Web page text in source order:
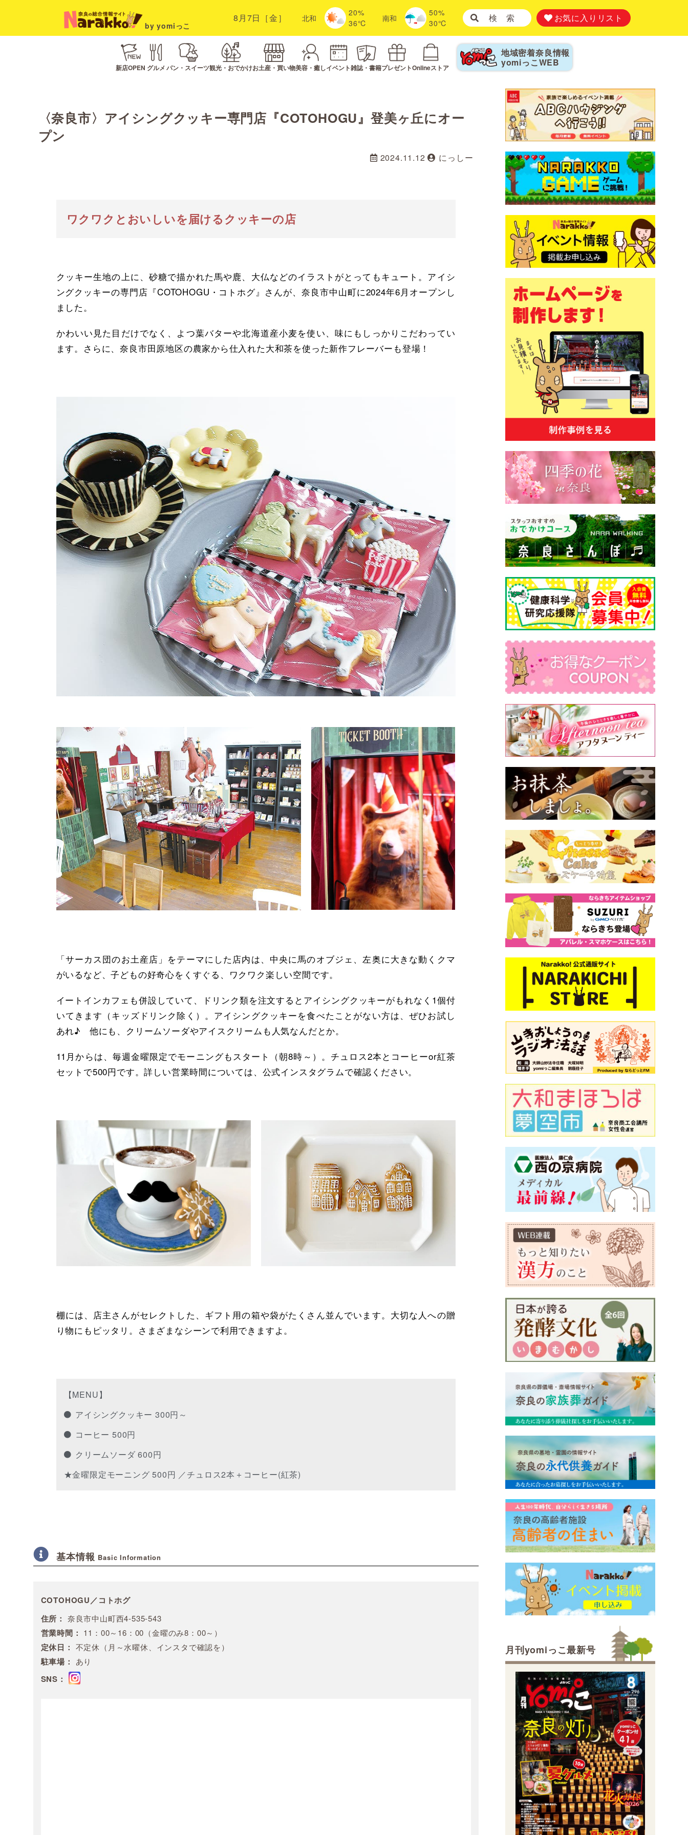
by yomiっこ
8月7日［金］ 北和
20%
36℃
南和
50%
30℃
検 索 お気に入りリスト
新店OPEN グルメ パン・スイーツ観光・おでかけお土産・買い物美容・癒しイベント雑誌・書籍プレゼントOnlineストア
地域密着奈良情報
yomiっこ WEB
〈奈良市〉アイシングクッキー専門店『COTOHOGU』登美ヶ丘にオー
プン
2024.11.12 にっしー
ワクワクとおいしいを届けるクッキーの店
クッキー生地の上に、砂糖で描かれた馬や鹿、大仏などのイラストがとってもキュート。アイシ
ングクッキーの専門店『COTOHOGU・コトホグ』さんが、奈良市中山町に2024年6月オープンし
ました。
かわいい見た目だけでなく、よつ葉バターや北海道産小麦を使い、味にもしっかりこだわってい
ます。さらに、奈良市田原地区の農家から仕入れた大和茶を使った新作フレーバーも登場！
「サーカス団のお土産店」をテーマにした店内は、中央に馬のオブジェ、左奥に大きな動くクマ
がいるなど、子どもの好奇心をくすぐる、ワクワク楽しい空間です。
イートインカフェも併設していて、ドリンク類を注文するとアイシングクッキーがもれなく1個付
いてきます（キッズドリンク除く）。アイシングクッキーを食べたことがない方は、ぜひお試し
あれ♪ 他にも、クリームソーダやアイスクリームも人気なんだとか。
11月からは、毎週金曜限定でモーニングもスタート（朝8時～）。チュロス2本とコーヒーor紅茶
セットで500円です。詳しい営業時間については、公式インスタグラムで確認ください。
棚には、店主さんがセレクトした、ギフト用の箱や袋がたくさん並んでいます。大切な人への贈
り物にもピッタリ。さまざまなシーンで利用できますよ。
【MENU】
アイシングクッキー 300円～
コーヒー 500円
クリームソーダ 600円
★金曜限定モーニング 500円 ／チュロス2本＋コーヒー(紅茶)
基本情報 Basic Information
COTOHOGU／コトホグ
住所： 奈良市中山町西4-535-543
営業時間： 11：00～16：00（金曜のみ8：00～）
定休日： 不定休（月～水曜休、インスタで確認を）
駐車場： あり
SNS：
月刊yomiっこ最新号